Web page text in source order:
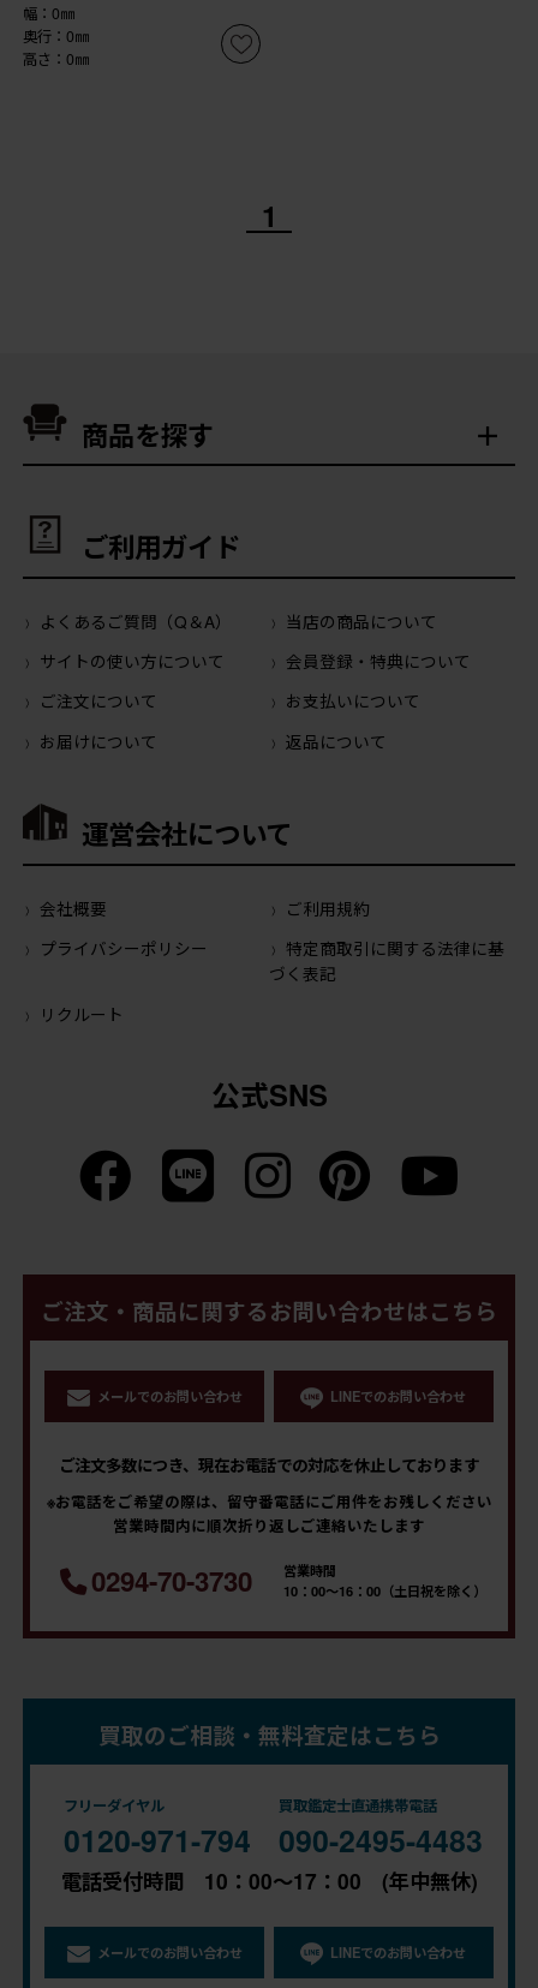
幅：0㎜
奥行：0㎜
高さ：0㎜
1
商品を探す
ご利用ガイド
よくあるご質問（Q＆A）
当店の商品について
サイトの使い方について
会員登録・特典について
ご注文について
お支払いについて
お届けについて
返品について
運営会社について
会社概要
ご利用規約
プライバシーポリシー
特定商取引に関する法律に基
づく表記
リクルート
公式SNS
ご注文・商品に関するお問い合わせはこちら
メールでのお問い合わせ LINEでのお問い合わせ
ご注文多数につき、現在お電話での対応を休止しております
※お電話をご希望の際は、留守番電話にご用件をお残しください
営業時間内に順次折り返しご連絡いたします
0294-70-3730
営業時間
10：00～16：00（土日祝を除く）
買取のご相談・無料査定はこちら
フリーダイヤル
0120-971-794
買取鑑定士直通携帯電話
090-2495-4483
電話受付時間 10：00～17：00 (年中無休)
メールでのお問い合わせ LINEでのお問い合わせ